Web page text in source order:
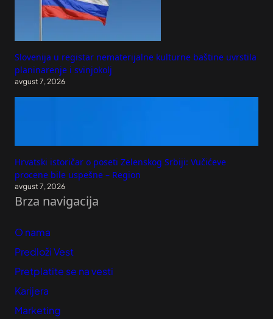
Slovenija u registar nematerijalne kulturne baštine uvrstila
planinarenje i svinjokolj
avgust 7, 2026
Hrvatski istoričar o poseti Zelenskog Srbiji: Vučićeve
procene bile uspešne – Region
avgust 7, 2026
Brza navigacija
O nama
Predloži Vest
Pretplatite se na vesti
Karijera
Marketing